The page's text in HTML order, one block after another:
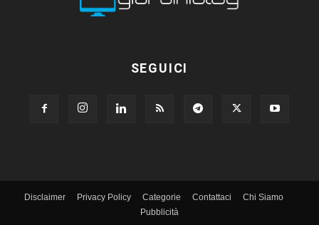
SEGUICI
Disclaimer Privacy Policy Categorie Contattaci
Chi Siamo
Pubblicità